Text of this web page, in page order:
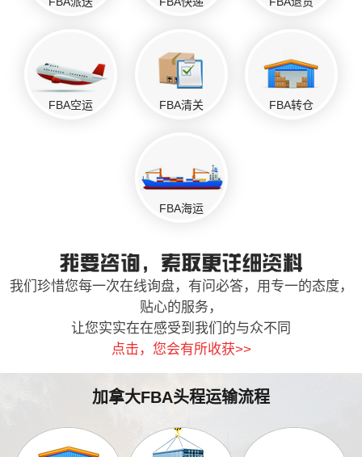
FBA空运 FBA清关 FBA转仓
FBA海运
我们珍惜您每一次在线询盘，有问必答，用专一的态度，
贴心的服务，
让您实实在在感受到我们的与众不同
点击，您会有所收获>>
加拿大FBA头程运输流程